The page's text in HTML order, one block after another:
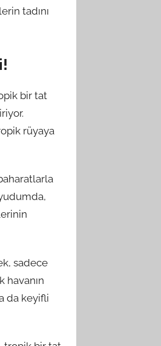
tadını
bir tat
rüyaya
sadece
havanın
da keyifli